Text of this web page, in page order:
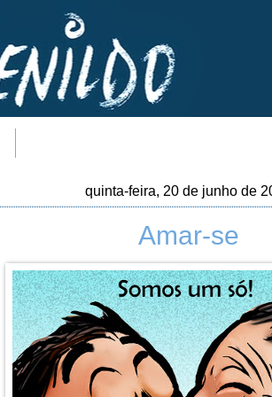
quinta-feira, 20 de junho de
Amar-se